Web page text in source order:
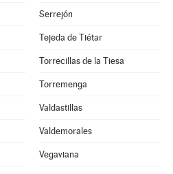
Serrejón
Tejeda de Tiétar
Torrecillas de la Tiesa
Torremenga
Valdastillas
Valdemorales
Vegaviana